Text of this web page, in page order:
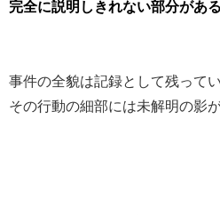
完全に説明しきれない部分がある
事件の全貌は記録として残ってい
その行動の細部には未解明の影